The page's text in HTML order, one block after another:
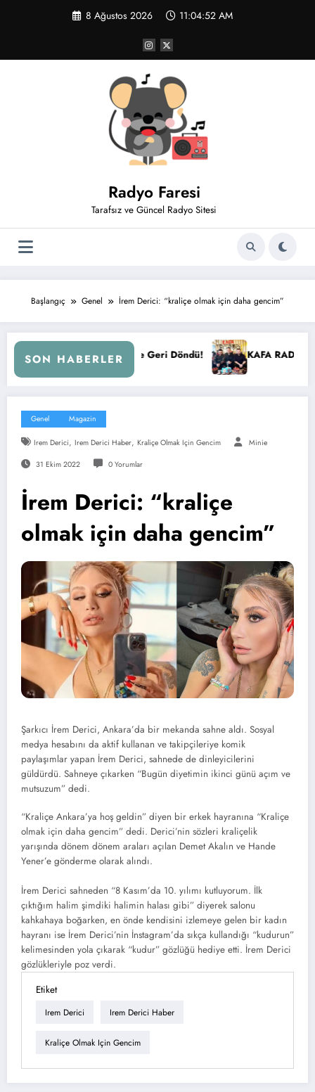
8 Ağustos 2026 11:04:52 AM
Radyo Faresi
Tarafsız ve Güncel Radyo Sitesi
Başlangıç Genel İrem Derici: “kraliçe olmak için daha gencim”
SON HABERLER
Geri Döndü! KAFA RADYO 6 YAŞINDA! İBB
Genel Magazin
Irem Derici, Irem Derici Haber, Kraliçe Olmak Için Gencim Minie
31 Ekim 2022 0 Yorumlar
İrem Derici: “kraliçe
olmak için daha gencim”
Şarkıcı İrem Derici, Ankara’da bir mekanda sahne aldı. Sosyal
medya hesabını da aktif kullanan ve takipçileriye komik
paylaşımlar yapan İrem Derici, sahnede de dinleyicilerini
güldürdü. Sahneye çıkarken “Bugün diyetimin ikinci günü açım ve
mutsuzum” dedi.
“Kraliçe Ankara’ya hoş geldin” diyen bir erkek hayranına “Kraliçe
olmak için daha gencim” dedi. Derici’nin sözleri kraliçelik
yarışında dönem dönem araları açılan Demet Akalın ve Hande
Yener’e gönderme olarak alındı.
İrem Derici sahneden “8 Kasım’da 10. yılımı kutluyorum. İlk
çıktığım halim şimdiki halimin halası gibi” diyerek salonu
kahkahaya boğarken, en önde kendisini izlemeye gelen bir kadın
hayranı ise İrem Derici’nin İnstagram’da sıkça kullandığı “kudurun”
kelimesinden yola çıkarak “kudur” gözlüğü hediye etti. İrem Derici
gözlükleriyle poz verdi.
Etiket
Irem Derici Irem Derici Haber
Kraliçe Olmak Için Gencim